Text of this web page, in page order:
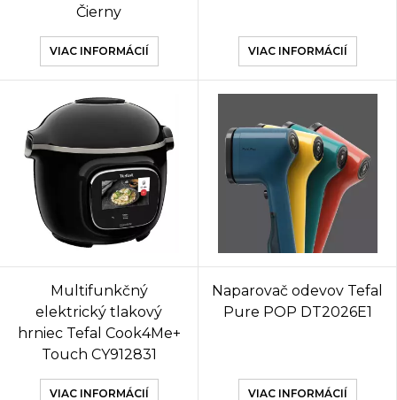
Čierny
VIAC INFORMÁCIÍ VIAC INFORMÁCIÍ
Multifunkčný
elektrický tlakový
hrniec Tefal Cook4Me+
Touch CY912831
VIAC INFORMÁCIÍ
Naparovač odevov Tefal
Pure POP DT2026E1
VIAC INFORMÁCIÍ